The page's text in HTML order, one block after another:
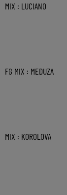
MIX : LUCIANO
FG MIX : MEDUZA
MIX : KOROLOVA